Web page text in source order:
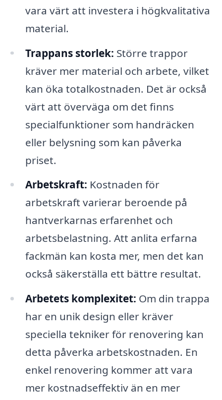
vara värt att investera i högkvalitativa
material.
Trappans storlek: Större trappor
kräver mer material och arbete, vilket
kan öka totalkostnaden. Det är också
värt att överväga om det finns
specialfunktioner som handräcken
eller belysning som kan påverka
priset.
Arbetskraft: Kostnaden för
arbetskraft varierar beroende på
hantverkarnas erfarenhet och
arbetsbelastning. Att anlita erfarna
fackmän kan kosta mer, men det kan
också säkerställa ett bättre resultat.
Arbetets komplexitet: Om din trappa
har en unik design eller kräver
speciella tekniker för renovering kan
detta påverka arbetskostnaden. En
enkel renovering kommer att vara
mer kostnadseffektiv än en mer